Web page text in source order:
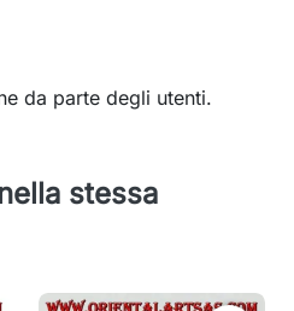
da parte degli utenti.
stessa